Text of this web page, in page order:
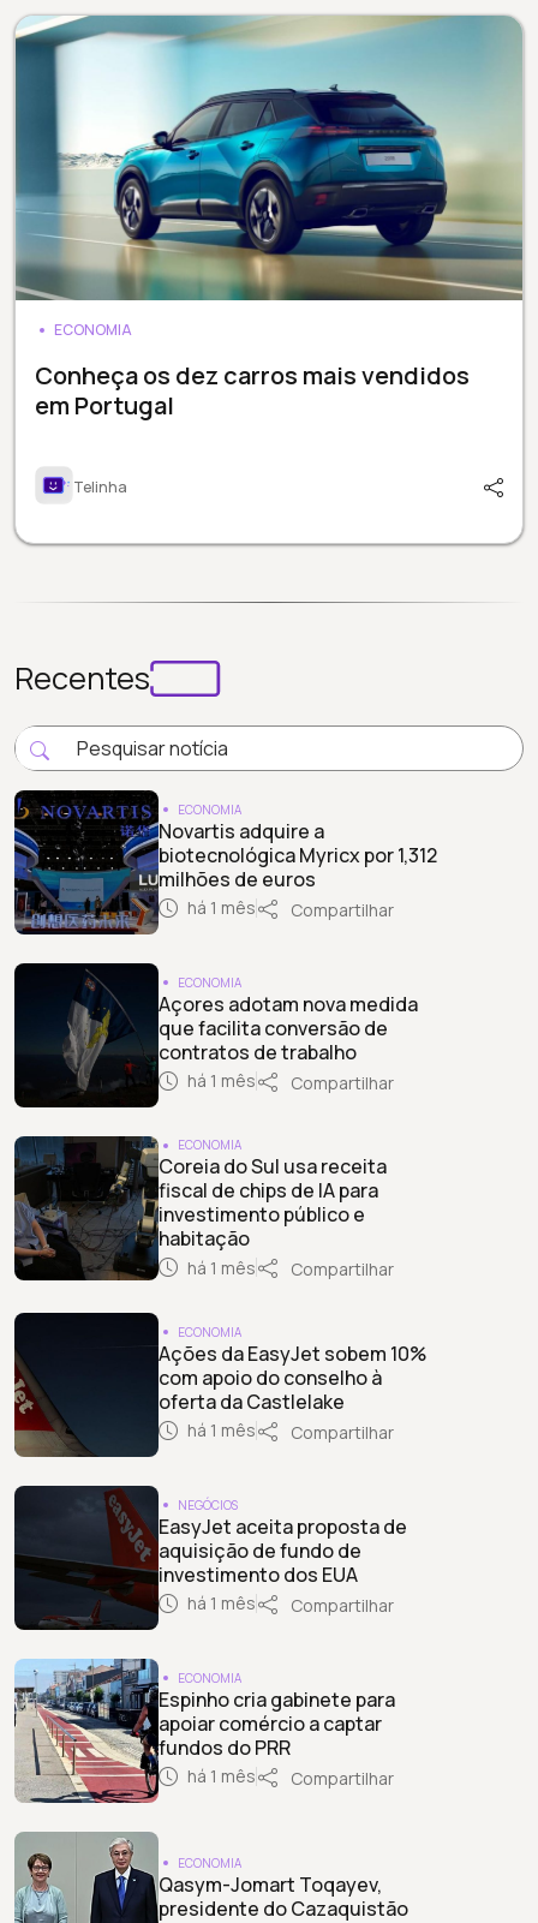
ECONOMIA
Conheça os dez carros mais vendidos
em Portugal
Telinha
Recentes
ECONOMIA
Novartis adquire a
biotecnológica Myricx por 1,312
milhões de euros
há 1 mês Compartilhar
ECONOMIA
Açores adotam nova medida
que facilita conversão de
contratos de trabalho
há 1 mês Compartilhar
ECONOMIA
Coreia do Sul usa receita
fiscal de chips de IA para
investimento público e
habitação
há 1 mês Compartilhar
ECONOMIA
Ações da EasyJet sobem 10%
com apoio do conselho à
oferta da Castlelake
há 1 mês Compartilhar
NEGÓCIOS
EasyJet aceita proposta de
aquisição de fundo de
investimento dos EUA
há 1 mês Compartilhar
ECONOMIA
Espinho cria gabinete para
apoiar comércio a captar
fundos do PRR
há 1 mês Compartilhar
ECONOMIA
Qasym-Jomart Toqayev,
presidente do Cazaquistão